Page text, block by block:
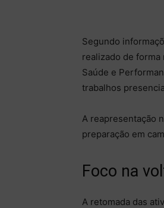
Segundo
realizado de
Saúde e
trabalhos
A reapresentação
preparação em
Foco na
A retomada das